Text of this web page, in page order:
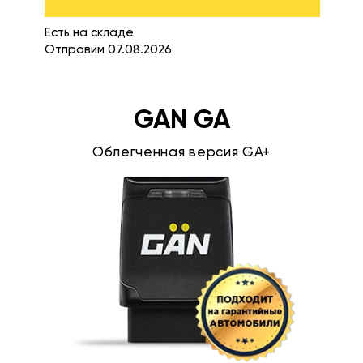
Есть на складе
Отправим 07.08.2026
GAN GA
Облегченная версия GA+